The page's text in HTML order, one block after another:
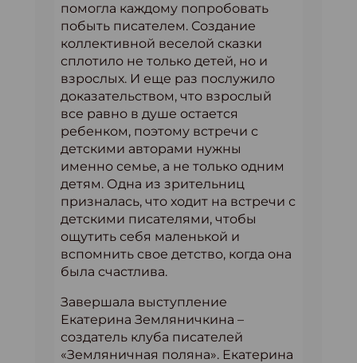
помогла каждому попробовать
побыть писателем. Создание
коллективной веселой сказки
сплотило не только детей, но и
взрослых. И еще раз послужило
доказательством, что взрослый
все равно в душе остается
ребенком, поэтому встречи с
детскими авторами нужны
именно семье, а не только одним
детям. Одна из зрительниц
призналась, что ходит на встречи с
детскими писателями, чтобы
ощутить себя маленькой и
вспомнить свое детство, когда она
была счастлива.
Завершала выступление
Екатерина Земляничкина –
создатель клуба писателей
«Земляничная поляна». Екатерина